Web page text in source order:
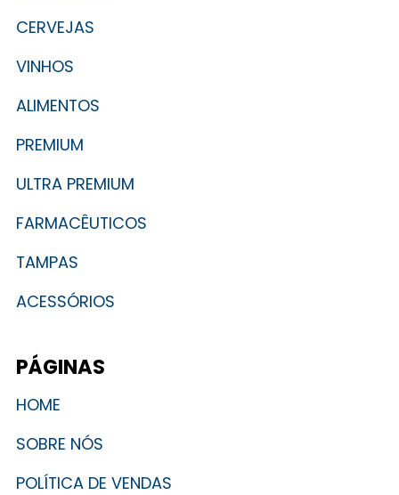
CERVEJAS
VINHOS
ALIMENTOS
PREMIUM
ULTRA PREMIUM
FARMACÊUTICOS
TAMPAS
ACESSÓRIOS
PÁGINAS
HOME
SOBRE NÓS
POLÍTICA DE VENDAS